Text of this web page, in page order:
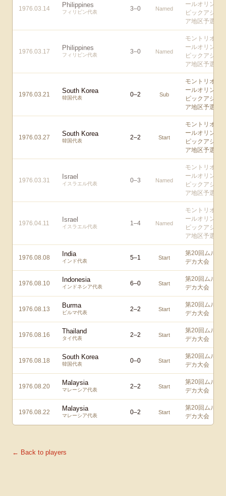
1976.03.14 Philippines
フィリピン代表 3–0 Named
ールオリン
ピックアジ
ア地区予選
1976.03.17 Philippines
フィリピン代表 3–0 Named
モントリオ
ールオリン
ピックアジ
ア地区予選
1976.03.21 South Korea
韓国代表 0–2 Sub
モントリオ
ールオリン
ピックアジ
ア地区予選
1976.03.27 South Korea
韓国代表 2–2 Start
モントリオ
ールオリン
ピックアジ
ア地区予選
1976.03.31 Israel
イスラエル代表 0–3 Named
モントリオ
ールオリン
ピックアジ
ア地区予選
1976.04.11 Israel
イスラエル代表 1–4 Named
モントリオ
ールオリン
ピックアジ
ア地区予選
1976.08.08 India
インド代表 5–1 Start
第20回ムル
デカ大会
1976.08.10 Indonesia
インドネシア代表 6–0 Start
第20回ムル
デカ大会
1976.08.13 Burma
ビルマ代表 2–2 Start
第20回ムル
デカ大会
1976.08.16 Thailand
タイ代表 2–2 Start
第20回ムル
デカ大会
1976.08.18 South Korea
韓国代表 0–0 Start
第20回ムル
デカ大会
1976.08.20 Malaysia
マレーシア代表 2–2 Start
第20回ムル
デカ大会
1976.08.22 Malaysia
マレーシア代表 0–2 Start
第20回ムル
デカ大会
← Back to players